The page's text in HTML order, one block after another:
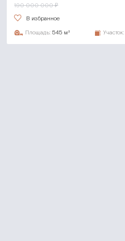
190 000 000 ₽
В избранное
Площадь: 545 м² Участок: